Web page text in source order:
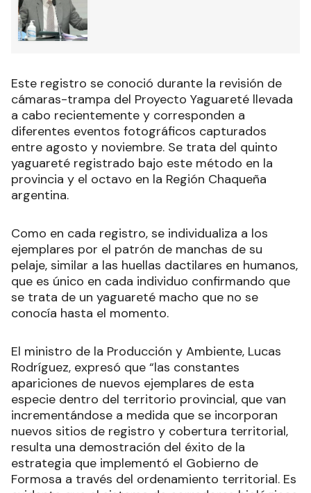
Este registro se conoció durante la revisión de
cámaras-trampa del Proyecto Yaguareté llevada
a cabo recientemente y corresponden a
diferentes eventos fotográficos capturados
entre agosto y noviembre. Se trata del quinto
yaguareté registrado bajo este método en la
provincia y el octavo en la Región Chaqueña
argentina.
Como en cada registro, se individualiza a los
ejemplares por el patrón de manchas de su
pelaje, similar a las huellas dactilares en humanos,
que es único en cada individuo confirmando que
se trata de un yaguareté macho que no se
conocía hasta el momento.
El ministro de la Producción y Ambiente, Lucas
Rodríguez, expresó que “las constantes
apariciones de nuevos ejemplares de esta
especie dentro del territorio provincial, que van
incrementándose a medida que se incorporan
nuevos sitios de registro y cobertura territorial,
resulta una demostración del éxito de la
estrategia que implementó el Gobierno de
Formosa a través del ordenamiento territorial. Es